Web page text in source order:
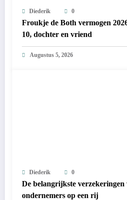
Diederik 0
Froukje de Both vermogen
10, dochter en vriend
Augustus 5, 2026
Diederik 0
De belangrijkste verzekeringen
ondernemers op een rij